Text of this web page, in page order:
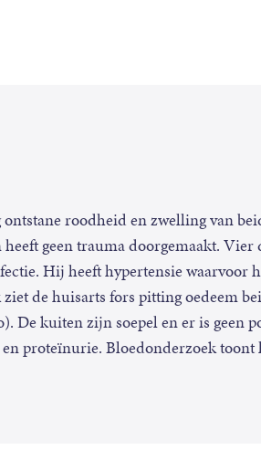
roodheid en zwelling van
geen trauma doorgemaakt. Vier
Hij heeft hypertensie waarvoor
de huisarts fors pitting oedeem
kuiten zijn soepel en er is geen
proteïnurie. Bloedonderzoek toont